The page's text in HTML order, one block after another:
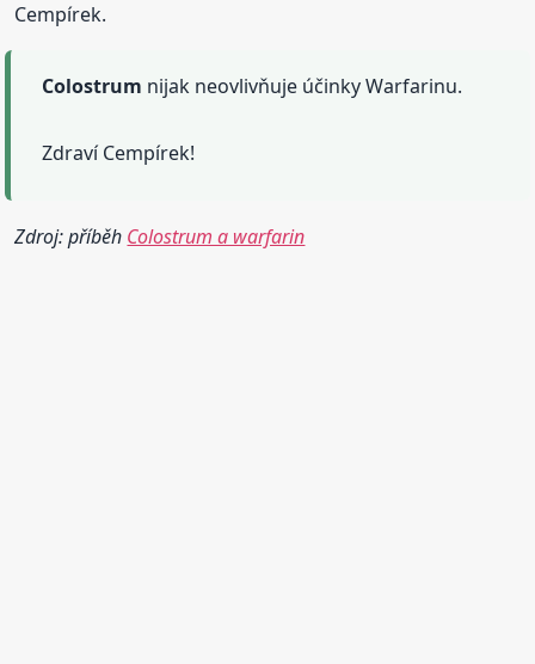
Cempírek.
Colostrum nijak neovlivňuje účinky Warfarinu.
Zdraví Cempírek!
Zdroj: příběh Colostrum a warfarin